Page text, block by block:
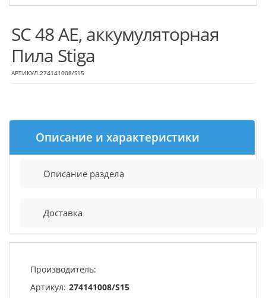
SC 48 AE, аккумуляторная
Пила Stiga
АРТИКУЛ 274141008/S15
Описание и характеристики
Описание раздела
Доставка
Производитель:
Артикул: 274141008/S15